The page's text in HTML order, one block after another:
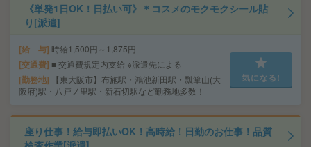
《単発1日OK！日払い可》＊コスメのモクモクシール貼
り[派遣]
給 与 時給1,500円～1,875円
交通費 ■ 交通費規定内支給 ※派遣先による
勤務地
【東大阪市】布施駅・鴻池新田駅・瓢箪山(大
阪府)駅・八戸ノ里駅・新石切駅など勤務地多数！
気になる!
座り仕事！給与即払いOK！高時給！日勤のお仕事！品質